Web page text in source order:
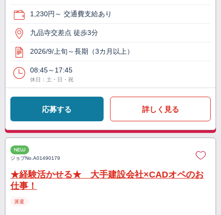
1,230円～ 交通費支給あり
九品寺交差点 徒歩3分
2026/9/上旬～長期（3カ月以上）
08:45～17:45
休日：土・日・祝
応募する 詳しく見る
NEW
ジョブNo.A01490179
★経験活かせる★ 大手建設会社×CADオペのお
仕事！
派遣